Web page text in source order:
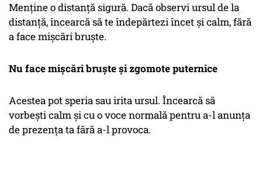
Menține o distanță sigură. Dacă observi ursul de la
distanță, încearcă să te îndepărtezi încet și calm, fără
a face mișcări bruște.
Nu face mișcări bruște și zgomote puternice
Acestea pot speria sau irita ursul. Încearcă să
vorbești calm și cu o voce normală pentru a-l anunța
de prezența ta fără a-l provoca.